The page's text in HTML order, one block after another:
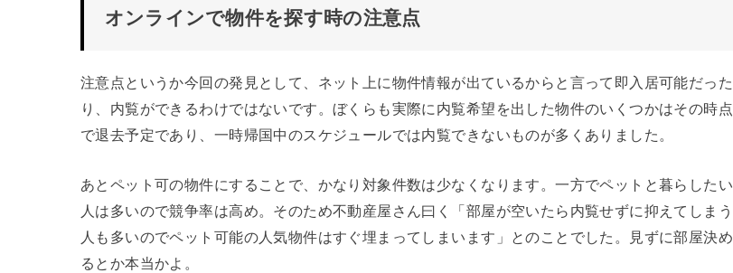
オンラインで物件を探す時の注意点
注意点というか今回の発見として、ネット上に物件情報が出ているからと言って即入居可能だった
り、内覧ができるわけではないです。ぼくらも実際に内覧希望を出した物件のいくつかはその時点
で退去予定であり、一時帰国中のスケジュールでは内覧できないものが多くありました。
あとペット可の物件にすることで、かなり対象件数は少なくなります。一方でペットと暮らしたい
人は多いので競争率は高め。そのため不動産屋さん曰く「部屋が空いたら内覧せずに抑えてしまう
人も多いのでペット可能の人気物件はすぐ埋まってしまいます」とのことでした。見ずに部屋決め
るとか本当かよ。